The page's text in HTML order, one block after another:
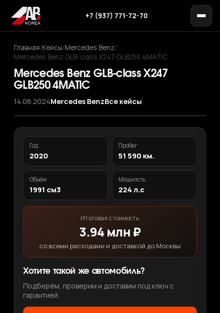
+7 (937) 771-72-70
Главная/Кейсы/Mercedes Benz/
Mercedes Benz GLB-class X247 GLB250 4MATIC
Mercedes Benz GLB-class X247
GLB250 4MATIC
14.08.2024Mercedes BenzВсе кейсы
‹
›
1/ 11
Год
2020
Пробег
51 590 км.
Объём
1991 см3
Мощность
224 л.с
Итоговая стоимость
3.94 млн ₽
со всеми расходами и доставкой до Москвы
Хотите такой же автомобиль?
Подберём, проверим и доставим под ключ с
гарантией.